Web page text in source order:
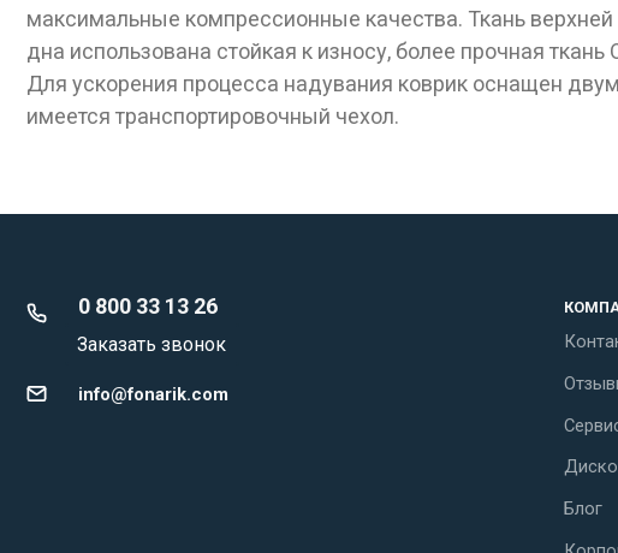
максимальные компрессионные качества. Ткань
дна использована стойкая к износу, более прочная
Для ускорения процесса надувания коврик оснащен
имеется транспортировочный чехол.
0 800 33 13 26
Заказать звонок
info@fonarik.com
Блог